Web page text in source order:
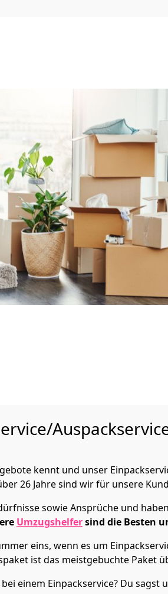
kennt und unser
26 Jahre sind wir für unsere
sowie Ansprüche und
Umzugshelfersind die Besten
eins, wenn es um
ist das meistgebuchte Paket
einem Einpackservice? Du